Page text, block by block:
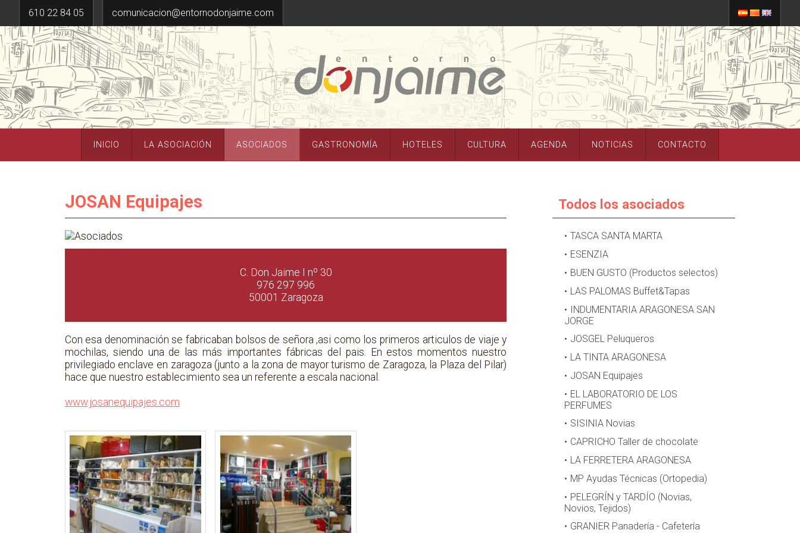
610 22 84 05 comunicacion@entornodonjaime.com
INICIO LA ASOCIACIÓN ASOCIADOS GASTRONOMÍA HOTELES CULTURA AGENDA NOTICIAS CONTACTO
JOSAN Equipajes
C. Don Jaime I nº 30
976 297 996
50001 Zaragoza
Con esa denominación se fabricaban bolsos de señora ,asi como los primeros articulos de viaje y
mochilas, siendo una de las más importantes fábricas del pais. En estos momentos nuestro
privilegiado enclave en zaragoza (junto a la zona de mayor turismo de Zaragoza, la Plaza del Pilar)
hace que nuestro establecimiento sea un referente a escala nacional.
www.josanequipajes.com
Todos los asociados
TASCA SANTA MARTA
ESENZIA
BUEN GUSTO (Productos selectos)
LAS PALOMAS Buffet&Tapas
INDUMENTARIA ARAGONESA SAN
JORGE
JOSGEL Peluqueros
LA TINTA ARAGONESA
JOSAN Equipajes
EL LABORATORIO DE LOS
PERFUMES
SISINIA Novias
CAPRICHO Taller de chocolate
LA FERRETERA ARAGONESA
MP Ayudas Técnicas (Ortopedia)
PELEGRÍN y TARDÍO (Novias,
Novios, Tejidos)
GRANIER Panadería - Cafetería